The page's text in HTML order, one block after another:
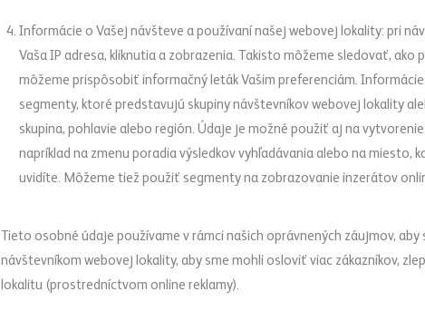
Informácie o Vašej návšteve a používaní našej webovej lokality: pri
Vaša IP adresa, kliknutia a zobrazenia. Takisto môžeme sledovať,
môžeme prispôsobiť informačný leták Vašim preferenciám.
segmenty, ktoré predstavujú skupiny návštevníkov webovej lokality
skupina, pohlavie alebo región. Údaje je možné použiť aj na
napríklad na zmenu poradia výsledkov vyhľadávania alebo na miesto,
uvidíte. Môžeme tiež použiť segmenty na zobrazovanie inzerátov
Tieto osobné údaje používame v rámci našich oprávnených záujmov,
návštevníkom webovej lokality, aby sme mohli osloviť viac zákazníkov,
lokalitu (prostredníctvom online reklamy).